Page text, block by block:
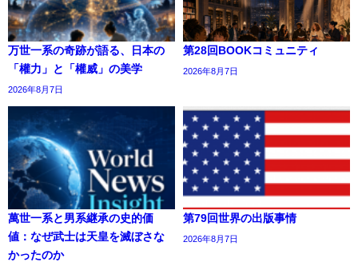
万世一系の奇跡が語る、日本の
「權力」と「權威」の美学
2026年8月7日
第28回BOOKコミュニティ
2026年8月7日
萬世一系と男系継承の史的価
値：なぜ武士は天皇を滅ぼさな
かったのか
第79回世界の出版事情
2026年8月7日